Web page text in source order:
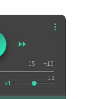
1.0
x1
-15 +15